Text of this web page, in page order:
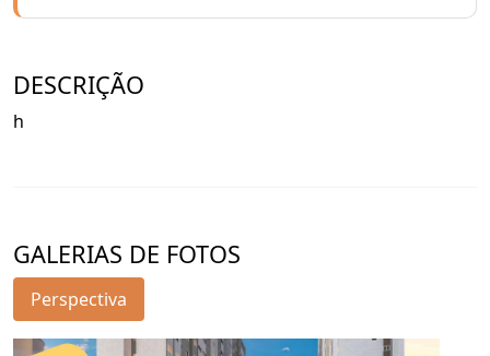
DESCRIÇÃO
h
GALERIAS DE FOTOS
Perspectiva